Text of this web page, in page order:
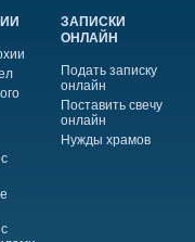
ЗАПИСКИ
ОНЛАЙН
Подать записку
онлайн
Поставить свечу
онлайн
Нужды храмов